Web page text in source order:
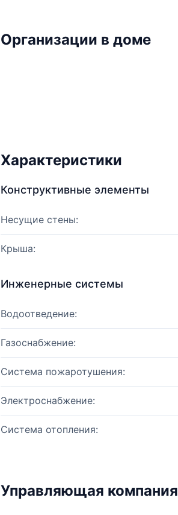
Организации в доме
Характеристики
Конструктивные элементы
Несущие стены:
Крыша:
Инженерные системы
Водоотведение:
Газоснабжение:
Система пожаротушения:
Электроснабжение:
Система отопления:
Управляющая компания